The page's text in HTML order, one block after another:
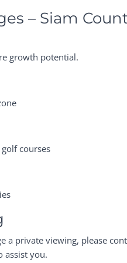
– Siam
growth potential.
courses
a private viewing, please
assist you.